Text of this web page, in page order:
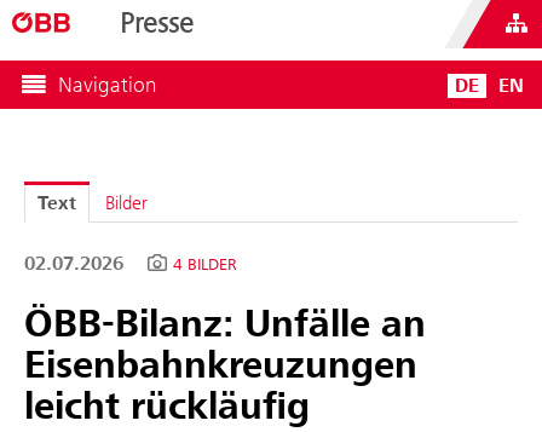
Presse
Navigation DE EN
Text Bilder
02.07.2026 4 BILDER
ÖBB-Bilanz: Unfälle an
Eisenbahnkreuzungen
leicht rückläufig